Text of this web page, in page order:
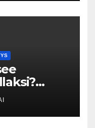
lataa
🚀